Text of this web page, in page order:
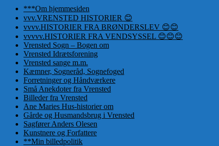
***Om hjemmesiden
vvv.VRENSTED HISTORIER 😊
vvvv.HISTORIER FRA BRØNDERSLEV 😊😊
vvvvv.HISTORIER FRA VENDSYSSEL 😊😊😊
Vrensted Sogn – Bogen om
Vrensted Idrætsforening
Vrensted sange m.m.
Kæmner, Sogneråd, Sognefoged
Forretninger og Håndværkere
Små Anekdoter fra Vrensted
Billeder fra Vrensted
Ane Maries Hus-historier om
Gårde og Husmandsbrug i Vrensted
Sagfører Anders Olesen
Kunstnere og Forfattere
**Min billedpolitik